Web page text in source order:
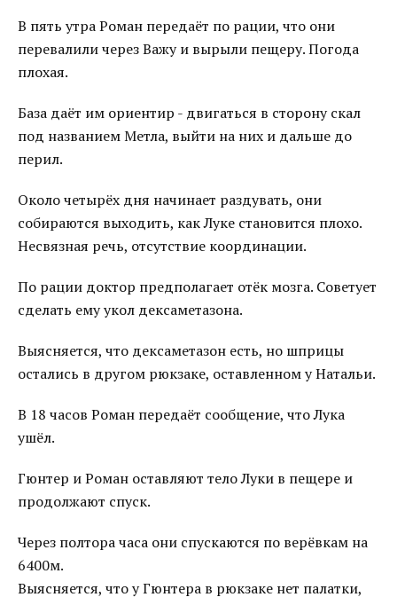
В пять утра Роман передаёт по рации, что они
перевалили через Важу и вырыли пещеру. Погода
плохая.
База даёт им ориентир - двигаться в сторону скал
под названием Метла, выйти на них и дальше до
перил.
Около четырёх дня начинает раздувать, они
собираются выходить, как Луке становится плохо.
Несвязная речь, отсутствие координации.
По рации доктор предполагает отёк мозга. Советует
сделать ему укол дексаметазона.
Выясняется, что дексаметазон есть, но шприцы
остались в другом рюкзаке, оставленном у Натальи.
В 18 часов Роман передаёт сообщение, что Лука
ушёл.
Гюнтер и Роман оставляют тело Луки в пещере и
продолжают спуск.
Через полтора часа они спускаются по верёвкам на
6400м.
Выясняется, что у Гюнтера в рюкзаке нет палатки,